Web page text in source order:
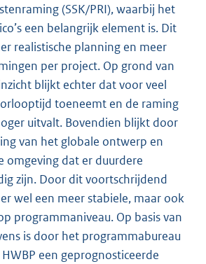
(SSK/PRI), waarbij het
een belangrijk element is. Dit
realistische planning en meer
per project. Op grond van
blijkt echter dat voor veel
toeneemt en de raming
uitvalt. Bovendien blijkt door
van het globale ontwerp en
omgeving dat er duurdere
zijn. Door dit voortschrijdend
wel een meer stabiele, maar ook
programmaniveau. Op basis van
is door het programmabureau
een geprognosticeerde